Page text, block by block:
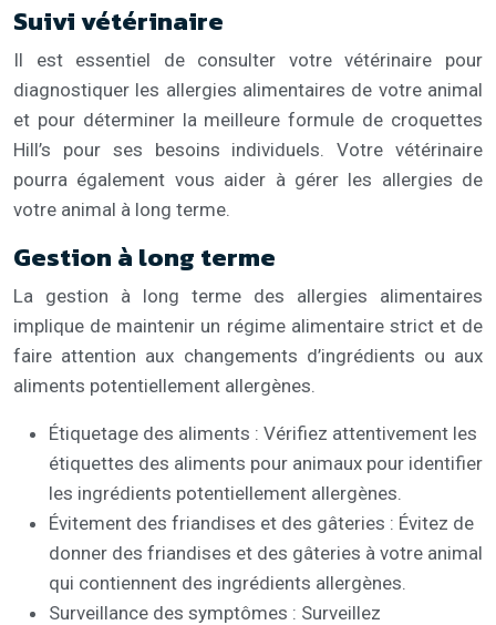
Suivi vétérinaire
Il est essentiel de consulter votre vétérinaire pour
diagnostiquer les allergies alimentaires de votre animal
et pour déterminer la meilleure formule de croquettes
Hill’s pour ses besoins individuels. Votre vétérinaire
pourra également vous aider à gérer les allergies de
votre animal à long terme.
Gestion à long terme
La gestion à long terme des allergies alimentaires
implique de maintenir un régime alimentaire strict et de
faire attention aux changements d’ingrédients ou aux
aliments potentiellement allergènes.
Étiquetage des aliments : Vérifiez attentivement les
étiquettes des aliments pour animaux pour identifier
les ingrédients potentiellement allergènes.
Évitement des friandises et des gâteries : Évitez de
donner des friandises et des gâteries à votre animal
qui contiennent des ingrédients allergènes.
Surveillance des symptômes : Surveillez